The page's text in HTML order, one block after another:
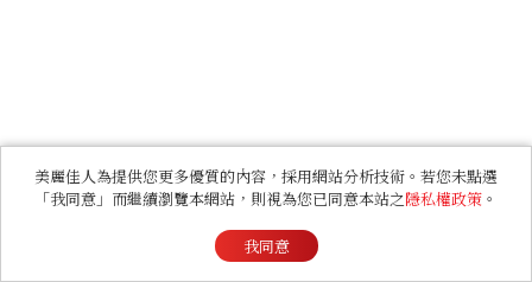
美麗佳人為提供您更多優質的內容，採用網站分析技術。若您未點選
「我同意」而繼續瀏覽本網站，則視為您已同意本站之隱私權政策 。
我同意